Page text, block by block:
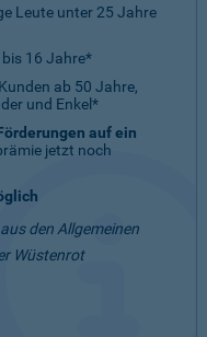
Leute unter 25 Jahre
16 Jahre*
ab 50 Jahre,
und Enkel*
auf ein
jetzt noch
den Allgemeinen
Wüstenrot